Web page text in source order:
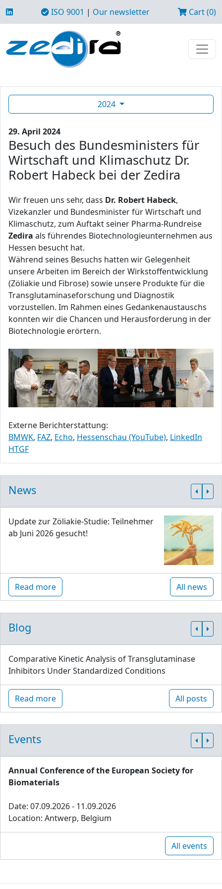
ISO 9001 | Our newsletter Cart (0)
2024
29. April 2024
Besuch des Bundesministers für
Wirtschaft und Klimaschutz Dr.
Robert Habeck bei der Zedira
Wir freuen uns sehr, dass Dr. Robert Habeck,
Vizekanzler und Bundesminister für Wirtschaft und
Klimaschutz, zum Auftakt seiner Pharma-Rundreise
Zedira als führendes Biotechnologieunternehmen aus
Hessen besucht hat.
Während seines Besuchs hatten wir Gelegenheit
unsere Arbeiten im Bereich der Wirkstoffentwicklung
(Zöliakie und Fibrose) sowie unsere Produkte für die
Transglutaminaseforschung und Diagnostik
vorzustellen. Im Rahmen eines Gedankenaustauschs
konnten wir die Chancen und Herausforderung in der
Biotechnologie erörtern.
Externe Berichterstattung:
BMWK, FAZ, Echo, Hessenschau (YouTube), LinkedIn
HTGF
News
Update zur Zöliakie-Studie: Teilnehmer
ab Juni 2026 gesucht!
Read more All news
Blog
Comparative Kinetic Analysis of Transglutaminase
Inhibitors Under Standardized Conditions
Read more All posts
Events
Annual Conference of the European Society for
Biomaterials
Date: 07.09.2026 - 11.09.2026
Location: Antwerp, Belgium
All events